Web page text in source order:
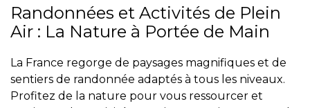
Randonnées et Activités de Plein
Air : La Nature à Portée de Main
La France regorge de paysages magnifiques et de
sentiers de randonnée adaptés à tous les niveaux.
Profitez de la nature pour vous ressourcer et